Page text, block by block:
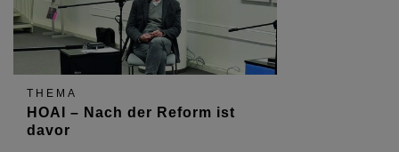
THEMA
HOAI – Nach der Reform ist
davor